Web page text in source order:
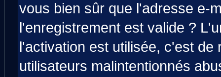
vous bien sûr que l'adresse e-
l'enregistrement est valide ?
l'activation est utilisée, c'est
utilisateurs malintentionnés